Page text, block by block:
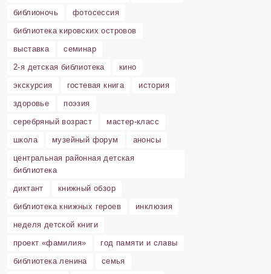
библионочь
фотосессия
библиотека кировских островов
выставка
семинар
2-я детская библиотека
кино
экскурсия
гостевая книга
история
здоровье
поэзия
серебряный возраст
мастер-класс
школа
музейный форум
анонсы
центральная районная детская
библиотека
диктант
книжный обзор
библиотека книжных героев
инклюзия
неделя детской книги
проект «фамилия»
год памяти и славы
библиотека ленина
семья